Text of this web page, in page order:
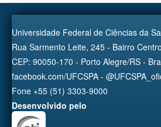
Universidade Federal de Ciências da
Rua Sarmento Leite, 245 - Bairro
CEP: 90050-170 - Porto Alegre/RS -
facebook.com/UFCSPA -
Fone +55 (51) 3303-9000
Desenvolvido pelo